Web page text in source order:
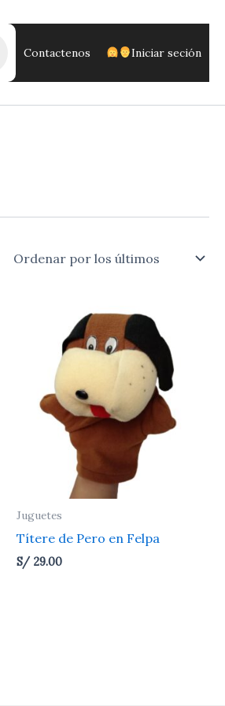
Contactenos Iniciar seción
Juguetes
Títere de Pero en Felpa
S/29.00